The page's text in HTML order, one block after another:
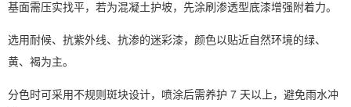
基面需压实找平，若为混凝土护坡，先涂刷渗透型底漆增强附着力。
选用耐候、抗紫外线、抗渗的迷彩漆，颜色以贴近自然环境的绿、
黄、褐为主。
分色时可采用不规则斑块设计，喷涂后需养护 7 天以上，避免雨水冲